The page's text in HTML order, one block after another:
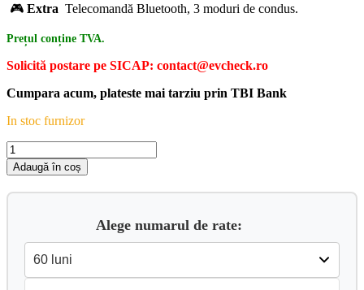
🎮 Extra Telecomandă Bluetooth, 3 moduri de condus.
Prețul conține TVA.
Solicită postare pe SICAP: contact@evcheck.ro
Cumpara acum, plateste mai tarziu prin TBI Bank
In stoc furnizor
Cantitate
Sur-
Ron
Hyper
Adaugă în coș
Alege numarul de rate: